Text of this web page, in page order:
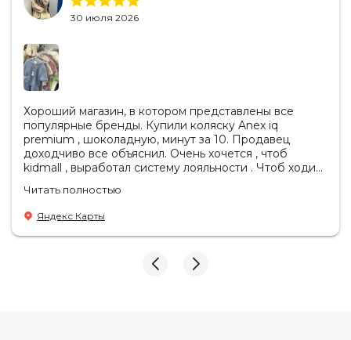
30 июля 2026
Хороший магазин, в котором представлены все
популярные бренды. Купили коляску Anex iq
premium , шоколадную, минут за 10. Продавец
доходчиво все объяснил. Очень хочется , чтоб
kidmall , выработал систему лояльности . Чтоб ходить
Читать полностью
Яндекс Карты